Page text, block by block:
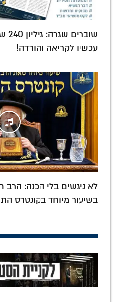
עכשיו לקריאה והורדה!
לא ניגשים בלי הכנה: הרב
בשיעור מיוחד בקונטרס